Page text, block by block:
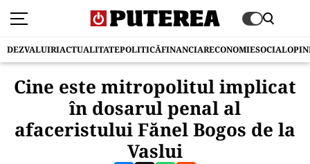
DEZVALUIRIACTUALITATEPOLITICĂFINANCIARECONOMIESOCIAL
Cine este mitropolitul implicat
în dosarul penal al
afaceristului Fănel Bogos de la
Vaslui